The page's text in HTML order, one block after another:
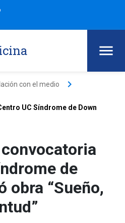
con el medio keyboard_arrow_right
UC Síndrome de Down
de
obra “Sueño,